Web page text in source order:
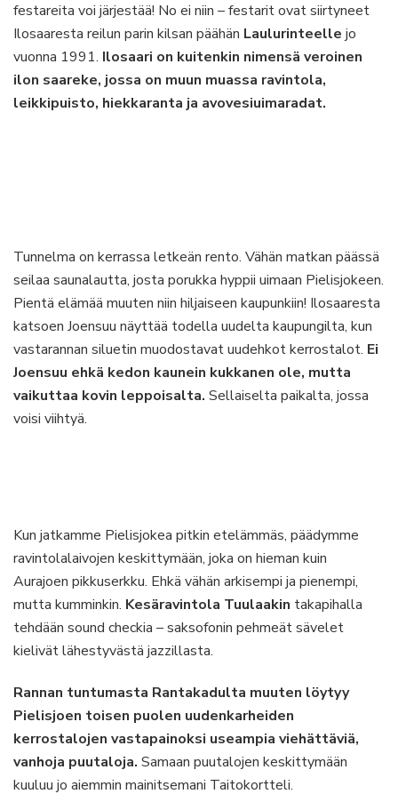
festareita voi järjestää! No ei niin – festarit ovat siirtyneet
Ilosaaresta reilun parin kilsan päähän Laulurinteelle jo
vuonna 1991. Ilosaari on kuitenkin nimensä veroinen
ilon saareke, jossa on muun muassa ravintola,
leikkipuisto, hiekkaranta ja avovesiuimaradat.
Tunnelma on kerrassa letkeän rento. Vähän matkan päässä
seilaa saunalautta, josta porukka hyppii uimaan Pielisjokeen.
Pientä elämää muuten niin hiljaiseen kaupunkiin! Ilosaaresta
katsoen Joensuu näyttää todella uudelta kaupungilta, kun
vastarannan siluetin muodostavat uudehkot kerrostalot. Ei
Joensuu ehkä kedon kaunein kukkanen ole, mutta
vaikuttaa kovin leppoisalta. Sellaiselta paikalta, jossa
voisi viihtyä.
Kun jatkamme Pielisjokea pitkin etelämmäs, päädymme
ravintolalaivojen keskittymään, joka on hieman kuin
Aurajoen pikkuserkku. Ehkä vähän arkisempi ja pienempi,
mutta kumminkin. Kesäravintola Tuulaakin takapihalla
tehdään sound checkia – saksofonin pehmeät sävelet
kielivät lähestyvästä jazzillasta.
Rannan tuntumasta Rantakadulta muuten löytyy
Pielisjoen toisen puolen uudenkarheiden
kerrostalojen vastapainoksi useampia viehättäviä,
vanhoja puutaloja. Samaan puutalojen keskittymään
kuuluu jo aiemmin mainitsemani Taitokortteli.